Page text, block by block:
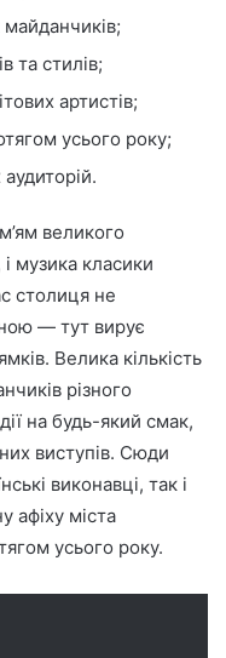
майданчиків;
та стилів;
артистів;
усього року;
великого
музика класики
столиця не
— тут вирує
Велика кількість
різного
на будь-який смак,
виступів. Сюди
виконавці, так і
афіху міста
усього року.